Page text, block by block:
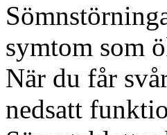
symtom som
När du får
nedsatt